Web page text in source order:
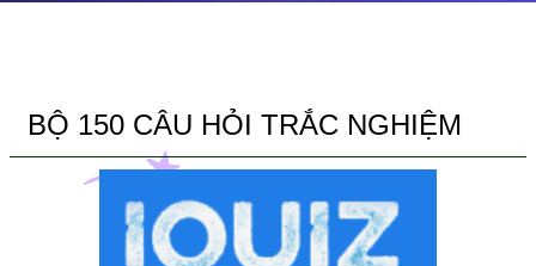
BỘ 150 CÂU HỎI TRẮC NGHIỆM